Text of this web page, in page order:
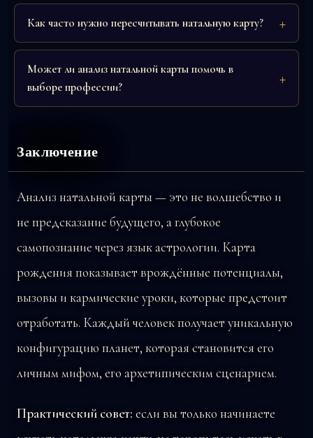
Как часто нужно пересчитывать натальную карту?
Может ли анализ натальной карты помочь в
выборе профессии?
Заключение
Анализ натальной карты — это не волшебство и
не предсказание будущего, а глубокое
самопознание через язык астрологии. Карта
рождения показывает врождённые потенциалы,
вызовы и кармические уроки, которые предстоит
отработать. Каждый человек получает уникальную
конфигурацию планет, которая становится его
личным мифом, его архетипическим сценарием.
Практический совет: если вы только начинаете